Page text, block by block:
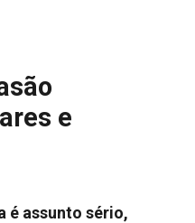
e
é assunto sério,